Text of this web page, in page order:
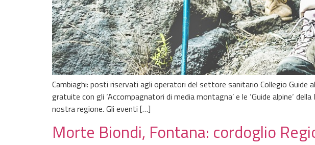
Cambiaghi: posti riservati agli operatori del settore sanitario Collegio Guide
gratuite con gli ‘Accompagnatori di media montagna’ e le ‘Guide alpine‘
nostra regione. Gli eventi […]
Morte Biondi, Fontana: cordoglio